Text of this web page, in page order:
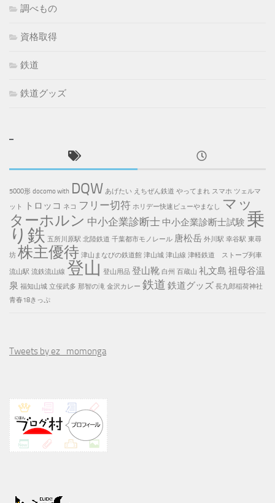
調べもの
資格取得
鉄道
鉄道グッズ
5000形 docomo with DQW あげたい えちぜん鉄道 やってまれ スマホ ツェルマ
ット
トロッコ ネコ フリー切符 ホリデー快速ビューやまなし マッ
ターホルン 中小企業診断士 中小企業診断士試験 乗
り鉄 五所川原駅 北陸鉄道 千葉都市モノレール 唐松岳 外川駅 幸谷駅 東尋
坊 株主優待 津山まなびの鉄道館 津山城 津山線 津軽鉄道 ストーブ列車
流山駅 流鉄流山線 登山 登山用品 登山靴 白州 百蔵山 礼文島 祖母谷温
泉 福知山城 立佞武多 那智の滝 金沢カレー 鉄道 鉄道グッズ 長九郎稲荷神社
青春18きっぷ
Tweets by ez_momonga